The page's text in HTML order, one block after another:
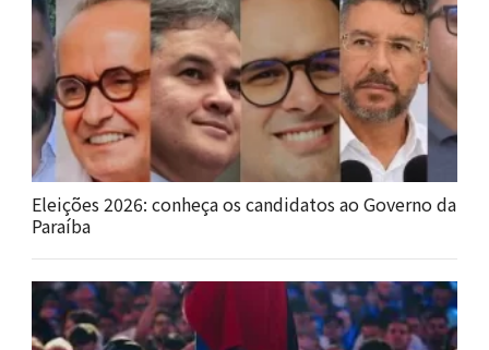
Eleições 2026: conheça os candidatos ao Governo da
Paraíba